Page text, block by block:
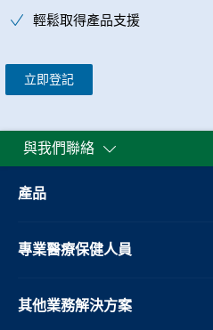
輕鬆取得產品支援
立即登記
與我們聯絡
產品
專業醫療保健人員
其他業務解決方案​